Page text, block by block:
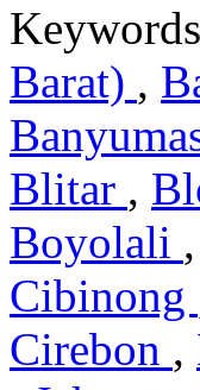
Barat) ,
Blitar ,
Boyolali ,
Cibinong
Cirebon ,